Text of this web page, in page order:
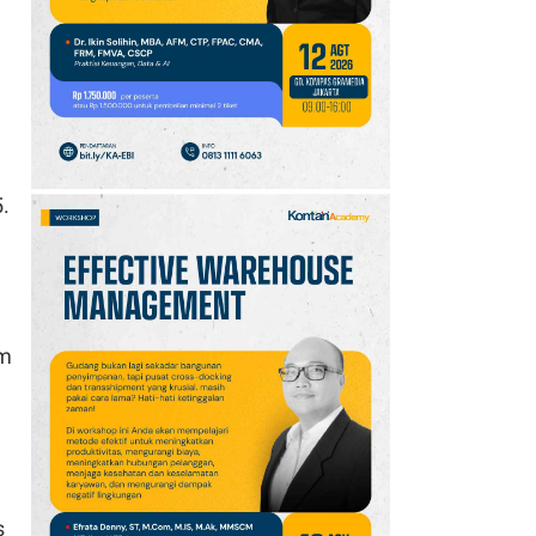
di 3 Wilayah
10 UEFA Terapkan Dua
Aturan Baru di Liga
Champions Musim
2026/2027, Ini Detailnya